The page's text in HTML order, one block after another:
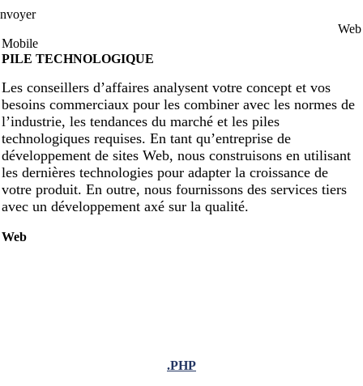
Web
Mobile
PILE TECHNOLOGIQUE
Les conseillers d’affaires analysent votre concept et vos
besoins commerciaux pour les combiner avec les normes de
l’industrie, les tendances du marché et les piles
technologiques requises. En tant qu’entreprise de
développement de sites Web, nous construisons en utilisant
les dernières technologies pour adapter la croissance de
votre produit. En outre, nous fournissons des services tiers
avec un développement axé sur la qualité.
Web
.PHP